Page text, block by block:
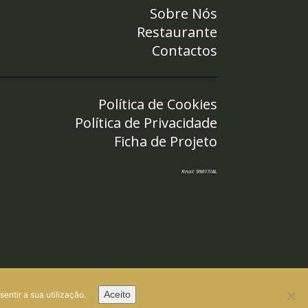
Sobre Nós
Restaurante
Contactos
Política de Cookies
Política de Privacidade
Ficha de Projeto
Rnal: 99817/AL
a sua utilização. Aceito